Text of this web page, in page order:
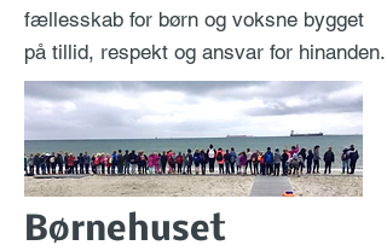
fællesskab for børn og voksne bygget
på tillid, respekt og ansvar for hinanden.
Børnehuset